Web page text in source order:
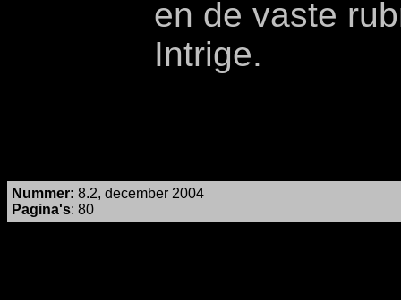
en de vaste
Intrige.
Nummer: 8.2, december 2004
Pagina's: 80